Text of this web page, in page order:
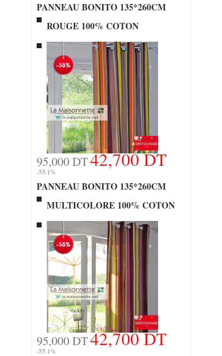
PANNEAU BONITO 135*260CM
ROUGE 100% COTON
95,000 DT42,700 DT
-55.1%
PANNEAU BONITO 135*260CM
MULTICOLORE 100% COTON
95,000 DT42,700 DT
-55.1%